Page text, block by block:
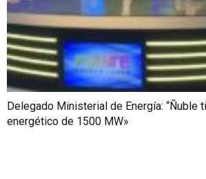
Delegado Ministerial de Energía: “Ñuble
energético de 1500 MW»